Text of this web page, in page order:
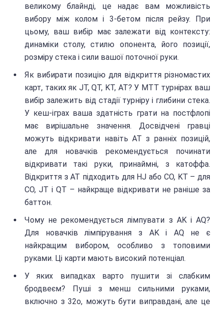
великому блайнді, це надає вам можливість
вибору між колом і 3-бетом після рейзу. При
цьому, ваш вибір має залежати від контексту:
динаміки столу, стилю опонента, його позиції,
розміру стека і сили вашої поточної руки.
Як вибирати позицію для відкриття різномастих
карт, таких як JT, QT, KT, AT? У МТТ турнірах ваш
вибір залежить від стадії турніру і глибини стека.
У кеш-іграх ваша здатність грати на постфлопі
має вирішальне значення. Досвідчені гравці
можуть відкривати навіть AT з ранніх позицій,
але для новачків рекомендується починати
відкривати такі руки, принаймні, з катоффа.
Відкриття з АТ підходить для HJ або CO, KT – для
CO, JT і QT – найкраще відкривати не раніше за
баттон.
Чому не рекомендується лімпувати з AK і AQ?
Для новачків лімпірування з AK і AQ не є
найкращим вибором, особливо з топовими
руками. Ці карти мають високий потенціал.
У яких випадках варто пушити зі слабким
бродвеєм? Пуші з менш сильними руками,
включно з 32о, можуть бути виправдані, але це